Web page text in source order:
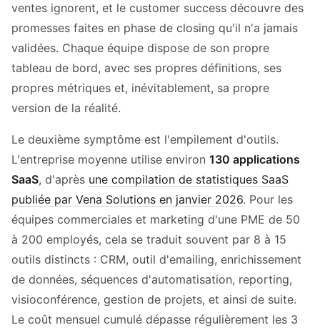
ventes ignorent, et le customer success découvre des
promesses faites en phase de closing qu'il n'a jamais
validées. Chaque équipe dispose de son propre
tableau de bord, avec ses propres définitions, ses
propres métriques et, inévitablement, sa propre
version de la réalité.
Le deuxième symptôme est l'empilement d'outils.
L'entreprise moyenne utilise environ 130 applications
SaaS, d'après une compilation de statistiques SaaS
publiée par Vena Solutions en janvier 2026. Pour les
équipes commerciales et marketing d'une PME de 50
à 200 employés, cela se traduit souvent par 8 à 15
outils distincts : CRM, outil d'emailing, enrichissement
de données, séquences d'automatisation, reporting,
visioconférence, gestion de projets, et ainsi de suite.
Le coût mensuel cumulé dépasse régulièrement les 3